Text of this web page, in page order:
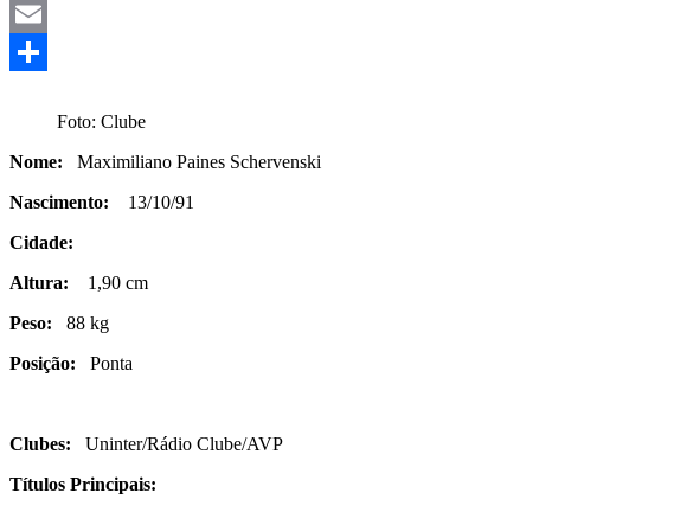
Mastodon
Email
Foto: Clube
Nome: Maximiliano Paines Schervenski
Nascimento: 13/10/91
Cidade:
Altura: 1,90 cm
Peso: 88 kg
Posição: Ponta
Clubes: Uninter/Rádio Clube/AVP
Títulos Principais: